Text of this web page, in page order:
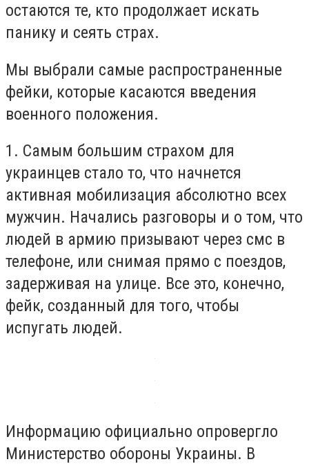
остаются те, кто продолжает искать
панику и сеять страх.
Мы выбрали самые распространенные
фейки, которые касаются введения
военного положения.
1. Самым большим страхом для
украинцев стало то, что начнется
активная мобилизация абсолютно всех
мужчин. Начались разговоры и о том, что
людей в армию призывают через смс в
телефоне, или снимая прямо с поездов,
задерживая на улице. Все это, конечно,
фейк, созданный для того, чтобы
испугать людей.
Информацию официально опровергло
Министерство обороны Украины. В